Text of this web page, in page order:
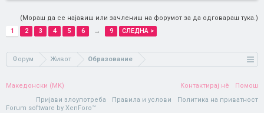
(Мораш да се најавиш или зачлениш на форумот за да одговараш тука.)
1
2 3 4 5 6 → 9 СЛЕДНА >
Форум Живот Образование
Македонски (MK) Контактирај нè
Помош
Пријави злоупотреба
Правила и услови
Политика на приватност
Forum software by XenForo™